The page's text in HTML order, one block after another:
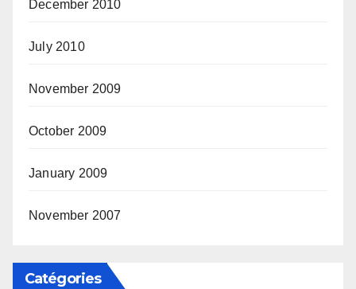
December 2010
July 2010
November 2009
October 2009
January 2009
November 2007
Catégories